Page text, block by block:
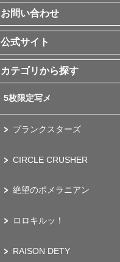
お問い合わせ
公式サイト
カテゴリから探す
5枚限定写メ
プランクスターズ
CIRCLE CRUSHER
絶望のポメラニアン
ロロキルッ！
RAISON DETY